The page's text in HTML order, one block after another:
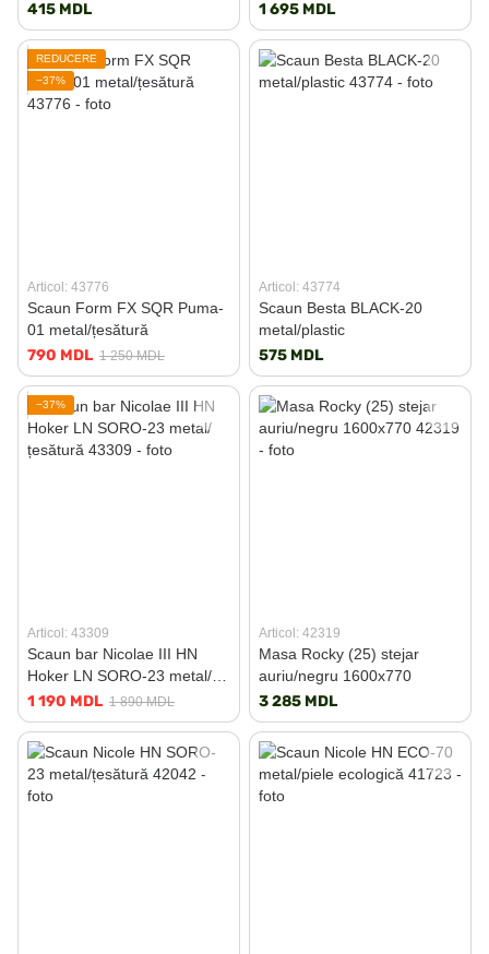
415 MDL 1 695 MDL
REDUCERE
−37%
Articol: 43776
Scaun Form FX SQR Puma-
01 metal/țesătură
790 MDL 1 250 MDL
Articol: 43774
Scaun Besta BLACK-20
metal/plastic
575 MDL
−37%
Articol: 43309
Scaun bar Nicolae III HN
Hoker LN SORO-23 metal/
țesătură
1 190 MDL 1 890 MDL
Articol: 42319
Masa Rocky (25) stejar
auriu/negru 1600x770
3 285 MDL